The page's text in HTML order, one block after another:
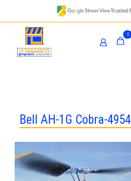
0
Bell AH-1G Cobra-4954